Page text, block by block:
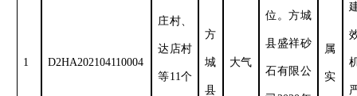
1 D2HA202104110004
庄村、
达店村
等11 个
方
城
县
大气
位。方城
县盛祥砂
石有限公
属
实